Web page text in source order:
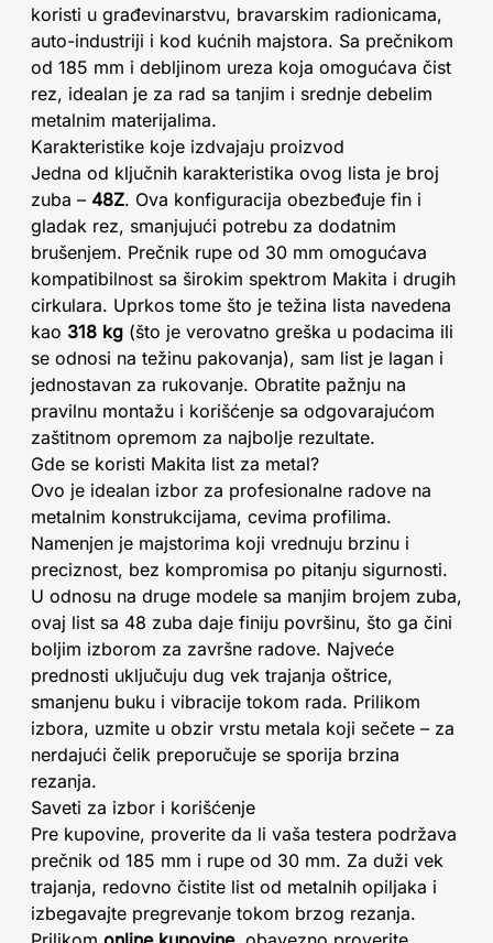
koristi u građevinarstvu, bravarskim radionicama,
auto-industriji i kod kućnih majstora. Sa prečnikom
od 185 mm i debljinom ureza koja omogućava čist
rez, idealan je za rad sa tanjim i srednje debelim
metalnim materijalima.
Karakteristike koje izdvajaju proizvod
Jedna od ključnih karakteristika ovog lista je broj
zuba – 48Z. Ova konfiguracija obezbeđuje fin i
gladak rez, smanjujući potrebu za dodatnim
brušenjem. Prečnik rupe od 30 mm omogućava
kompatibilnost sa širokim spektrom Makita i drugih
cirkulara. Uprkos tome što je težina lista navedena
kao 318 kg (što je verovatno greška u podacima ili
se odnosi na težinu pakovanja), sam list je lagan i
jednostavan za rukovanje. Obratite pažnju na
pravilnu montažu i korišćenje sa odgovarajućom
zaštitnom opremom za najbolje rezultate.
Gde se koristi Makita list za metal?
Ovo je idealan izbor za profesionalne radove na
metalnim konstrukcijama, cevima profilima.
Namenjen je majstorima koji vrednuju brzinu i
preciznost, bez kompromisa po pitanju sigurnosti.
U odnosu na druge modele sa manjim brojem zuba,
ovaj list sa 48 zuba daje finiju površinu, što ga čini
boljim izborom za završne radove. Najveće
prednosti uključuju dug vek trajanja oštrice,
smanjenu buku i vibracije tokom rada. Prilikom
izbora, uzmite u obzir vrstu metala koji sečete – za
nerdajući čelik preporučuje se sporija brzina
rezanja.
Saveti za izbor i korišćenje
Pre kupovine, proverite da li vaša testera podržava
prečnik od 185 mm i rupe od 30 mm. Za duži vek
trajanja, redovno čistite list od metalnih opiljaka i
izbegavajte pregrevanje tokom brzog rezanja.